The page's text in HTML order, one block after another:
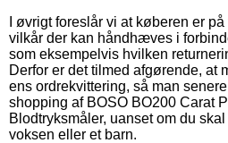
I øvrigt foreslår vi at køberen er
vilkår der kan håndhæves i
som eksempelvis hvilken
Derfor er det tilmed afgørende, at
ens ordrekvittering, så man
shopping af BOSO BO200 Carat
Blodtryksmåler, uanset om du
voksen eller et barn.